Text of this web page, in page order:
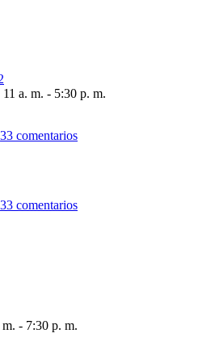
a. m. - 5:30 p. m.
33 comentarios
33 comentarios
- 7:30 p. m.